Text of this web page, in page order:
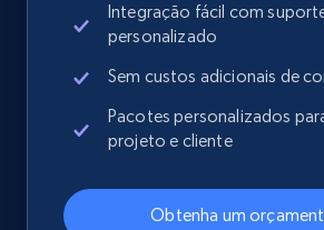
web using keywords
URL, Product id, Title, Product
Rating, Reviews count, Images,
Integração fácil com
personalizado
Sem custos adicionais de
Pacotes personalizados
projeto e cliente
Obtenha um